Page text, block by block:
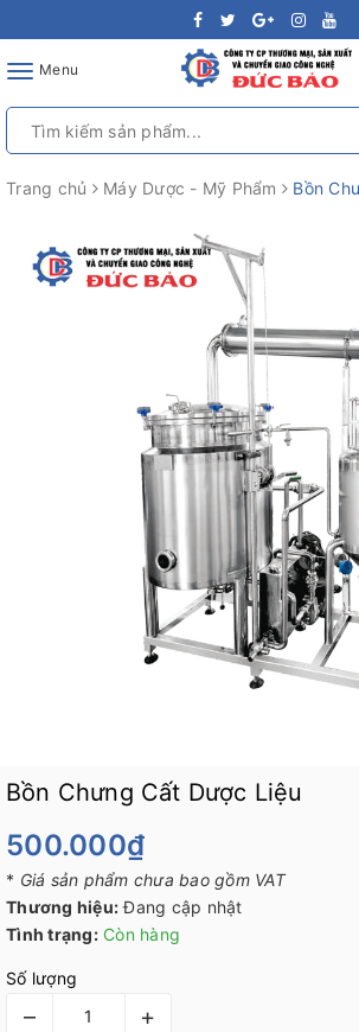
ToggleMenu
Trang chủ Máy Dược - Mỹ Phẩm Bồn
Bồn Chưng Cất Dược Liệu
500.000₫
* Giá sản phẩm chưa bao gồm VAT
Thương hiệu: Đang cập nhật
Tình trạng: Còn hàng
Số lượng
– +